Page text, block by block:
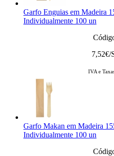
Garfo Enguias em Madeira
Individualmente 100 un
7,52€/
IVA e
Garfo Makan em Madeira
Individualmente 100 un